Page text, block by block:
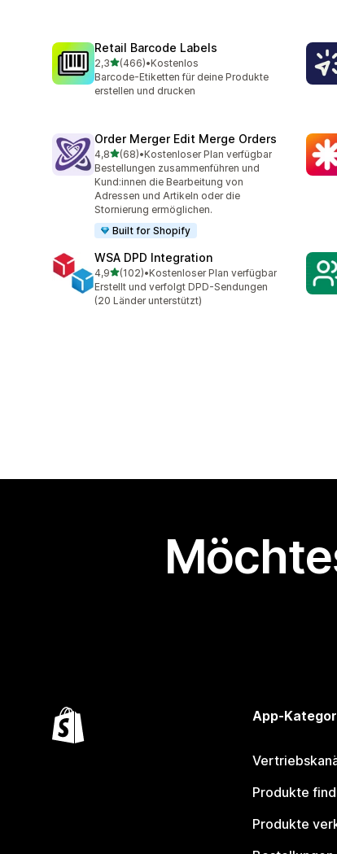
Retail Barcode Labels
2,3von 5 Sternen
(466)
466 Rezensionen insgesamt
•Kostenlos
Barcode-Etiketten für deine Produkte
erstellen und drucken
Order Merger Edit Merge Orders
4,8von 5 Sternen
(68)
68 Rezensionen insgesamt
•Kostenloser Plan verfügbar
Bestellungen zusammenführen und
Kund:innen die Bearbeitung von
Adressen und Artikeln oder die
Stornierung ermöglichen.
Built for Shopify
WSA DPD Integration
4,9von 5 Sternen
(102)
102 Rezensionen insgesamt
•Kostenloser Plan verfügbar
Erstellt und verfolgt DPD-Sendungen
(20 Länder unterstützt)
App-
Produkte
Produkte